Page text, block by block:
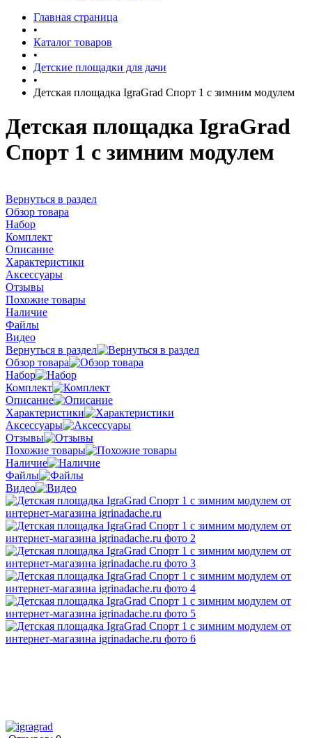
Главная страница
•
Каталог товаров
•
Детские площадки для дачи
•
Детская площадка IgraGrad Спорт 1 с зимним модулем
Детская площадка IgraGrad
Спорт 1 с зимним модулем
Вернуться в раздел
Обзор товара
Набор
Комплект
Описание
Характеристики
Аксессуары
Отзывы
Похожие товары
Наличие
Файлы
Видео
Вернуться в раздел
Обзор товара
Набор
Комплект
Описание
Характеристики
Аксессуары
Отзывы
Похожие товары
Наличие
Файлы
Видео